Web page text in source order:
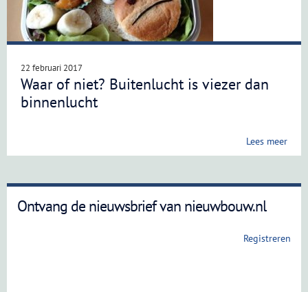
22 februari 2017
Waar of niet? Buitenlucht is viezer dan
binnenlucht
Lees meer
Ontvang de nieuwsbrief van nieuwbouw.nl
Registreren